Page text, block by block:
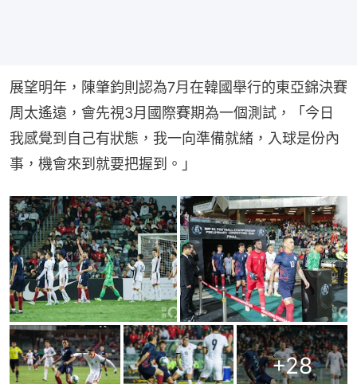
展望明年，陳肇鈞則認為7月在韓國舉行的東亞錦決賽
周太遙遠，會先視3月國際賽期為一個測試，「今日
我感覺到自己有狀態，我一向準備就緒，入球是份內
事，機會來到就要把握到。」
+28